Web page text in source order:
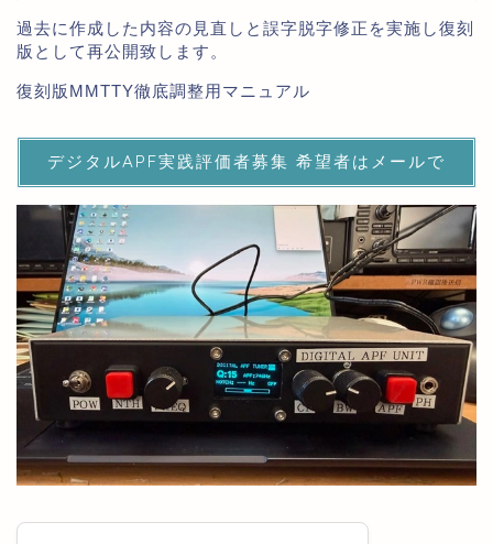
過去に作成した内容の見直しと誤字脱字修正を実施し復刻
版として再公開致します。
復刻版MMTTY徹底調整用マニュアル
デジタルAPF実践評価者募集 希望者はメールで